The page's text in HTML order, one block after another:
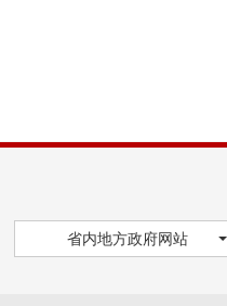
省内地方政府网站